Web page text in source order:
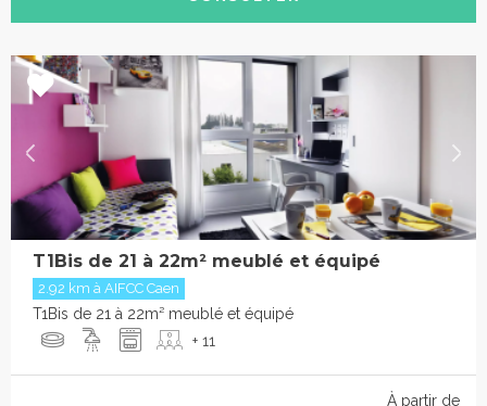
T1Bis de 21 à 22m² meublé et équipé
2.92 km à AIFCC Caen
T1Bis de 21 à 22m² meublé et équipé
+ 11
À partir de